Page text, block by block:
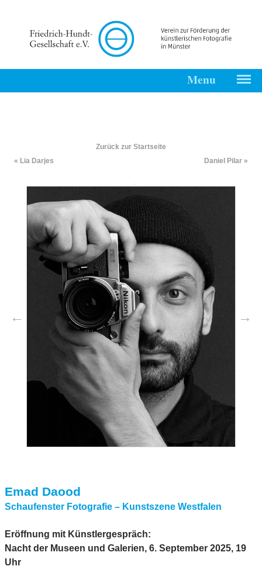
Menu
Zurück zur Startseite
« Lia Darjes
Daniel Pilar »
Emad Daood
Schaufenster Fotografie – Kunstszene Westfalen
Eröffnung mit Künstlergespräch:
Nacht der Museen und Galerien, 6. September 2025, 19
Uhr